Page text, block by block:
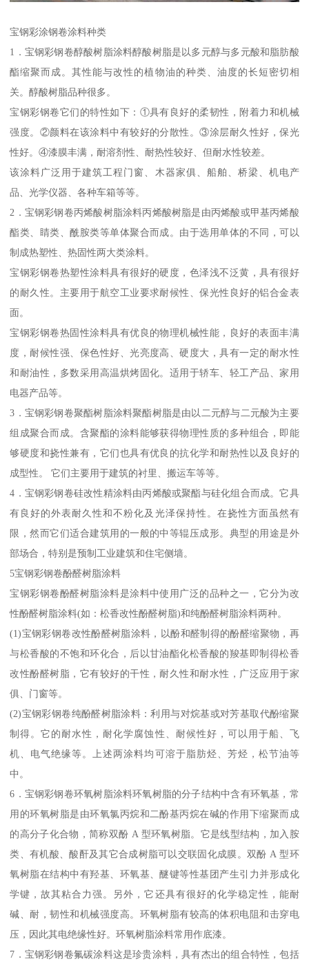
宝钢彩涂钢卷涂料种类
1．宝钢彩钢卷醇酸树脂涂料醇酸树脂是以多元醇与多元酸和脂肪酸
酯缩聚而成。其性能与改性的植物油的种类、油度的长短密切相
关。醇酸树脂品种很多。
宝钢彩钢卷它们的特性如下：①具有良好的柔韧性，附着力和机械
强度。②颜料在该涂料中有较好的分散性。③涂层耐久性好，保光
性好。④漆膜丰满，耐溶剂性、耐热性较好、但耐水性较差。
该涂料广泛用于建筑工程门窗、木器家俱、船舶、桥梁、机电产
品、光学仪器、各种车箱等等。
2．宝钢彩钢卷丙烯酸树脂涂料丙烯酸树脂是由丙烯酸或甲基丙烯酸
酯类、睛类、酰胺类等单体聚合而成。由于选用单体的不同，可以
制成热塑性、热固性两大类涂料。
宝钢彩钢卷热塑性涂料具有很好的硬度，色泽浅不泛黄，具有很好
的耐久性。主要用于航空工业要求耐候性、保光性良好的铝合金表
面。
宝钢彩钢卷热固性涂料具有优良的物理机械性能，良好的表面丰满
度，耐候性强、保色性好、光亮度高、硬度大，具有一定的耐水性
和耐油性，多数采用高温烘烤固化。适用于轿车、轻工产品、家用
电器产品等。
3．宝钢彩钢卷聚酯树脂涂料聚酯树脂是由以二元醇与二元酸为主要
组成聚合而成。含聚酯的涂料能够获得物理性质的多种组合，即能
够硬度和挠性兼有，它们也具有优良的抗化学和耐热性以及良好的
成型性。 它们主要用于建筑的衬里、搬运车等等。
4．宝钢彩钢卷硅改性精涂料由丙烯酸或聚酯与硅化组合而成。它具
有良好的外表耐久性和不粉化及光泽保持性。在挠性方面虽然有
限，然而它们适合建筑用的一般的中等辊压成形。典型的用途是外
部场合，特别是预制工业建筑和住宅侧墙。
5宝钢彩钢卷酚醛树脂涂料
宝钢彩钢卷酚醛树脂涂料是涂料中使用广泛的品种之一，它分为改
性酚醛树脂涂料(如：松香改性酚醛树脂)和纯酚醛树脂涂料两种。
(1)宝钢彩钢卷改性酚醛树脂涂料，以酚和醛制得的酚醛缩聚物，再
与松香酸的不饱和环化合，后以甘油酯化松香酸的羧基即制得松香
改性酚醛树脂，它有较好的干性，耐久性和耐水性，广泛应用于家
俱、门窗等。
(2)宝钢彩钢卷纯酚醛树脂涂料：利用与对烷基或对芳基取代酚缩聚
制得。它的耐水性，耐化学腐蚀性、耐候性好，可以用于船、飞
机、电气绝缘等。上述两涂料均可溶于脂肪烃、芳烃，松节油等
中。
6．宝钢彩钢卷环氧树脂涂料环氧树脂的分子结构中含有环氧基，常
用的环氧树脂是由环氧氯丙烷和二酚基丙烷在碱的作用下缩聚而成
的高分子化合物，简称双酚 A 型环氧树脂。它是线型结构，加入胺
类、有机酸、酸酐及其它合成树脂可以交联固化成膜。双酚 A 型环
氧树脂在结构中有羟基、环氧基、醚键等性基团产生引力并形成化
学键，故其粘合力强。另外，它还具有很好的化学稳定性，能耐
碱、耐，韧性和机械强度高。环氧树脂有较高的体积电阻和击穿电
压，因此其电绝缘性好。环氧树脂涂料常用作底漆。
7．宝钢彩钢卷氟碳涂料这是珍贵涂料，具有杰出的组合特性，包括